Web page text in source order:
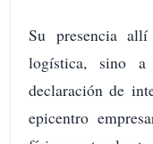
Su presencia
logística, sino a
declaración de
epicentro